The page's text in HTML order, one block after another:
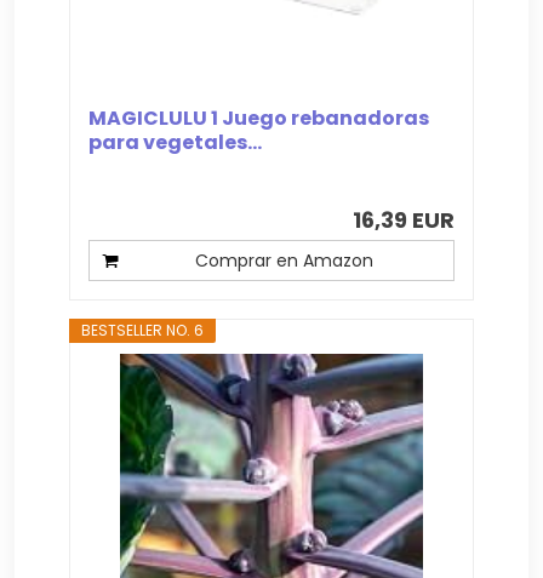
MAGICLULU 1 Juego rebanadoras
para vegetales...
16,39 EUR
Comprar en Amazon
BESTSELLER NO. 6